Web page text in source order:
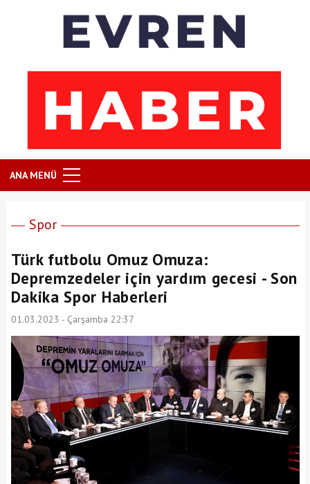
ANA MENÜ
Spor
Türk futbolu Omuz Omuza:
Depremzedeler için yardım gecesi - Son
Dakika Spor Haberleri
01.03.2023 - Çarşamba 22:37